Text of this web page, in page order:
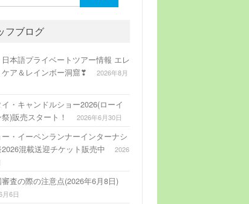
フブログ
本語プライベートツアー情報 エレ
ケア＆レインボー洞窟❣
2026年8月
・キャンドルショー2026(ローイ
)販売スタート！
2026年6月30日
ー・イーペンランナーインターナシ
2026混載送迎チケット販売中
2026
審査の際の注意点(2026年6月8日)
月6日